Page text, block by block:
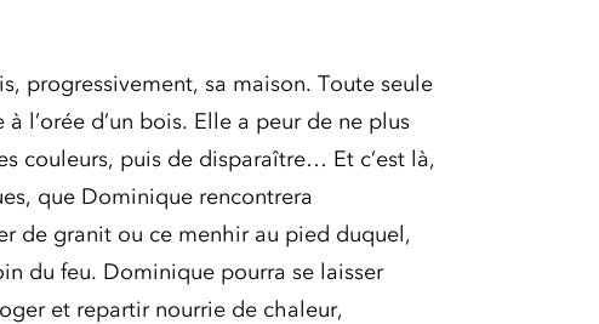
progressivement, sa maison. Toute seule
l’orée d’un bois. Elle a peur de ne plus
couleurs, puis de disparaître… Et c’est là,
que Dominique rencontrera
de granit ou ce menhir au pied duquel,
du feu. Dominique pourra se laisser
et repartir nourrie de chaleur,